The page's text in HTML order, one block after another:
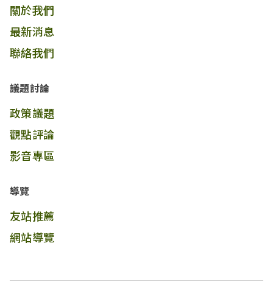
關於我們
最新消息
聯絡我們
議題討論
政策議題
觀點評論
影音專區
導覽
友站推薦
網站導覽